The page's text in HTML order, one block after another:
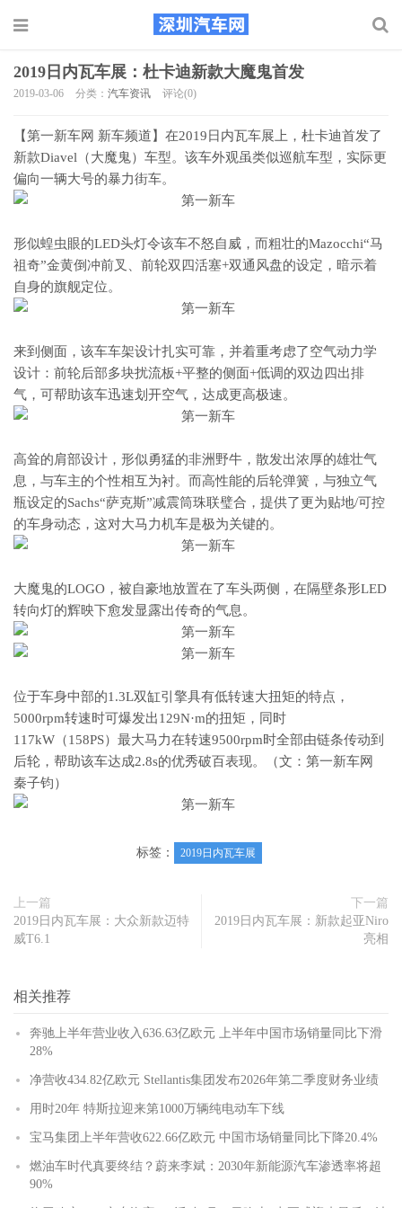
2019日内瓦车展：杜卡迪新款大魔鬼首发
2019-03-06 分类： 汽车资讯 评论(0)
【第一新车网 新车频道】在2019日内瓦车展上，杜卡迪首发了
新款Diavel（大魔鬼）车型。该车外观虽类似巡航车型，实际更
偏向一辆大号的暴力街车。
形似蝗虫眼的LED头灯令该车不怒自威，而粗壮的Mazocchi“马
祖奇”金黄倒冲前叉、前轮双四活塞+双通风盘的设定，暗示着
自身的旗舰定位。
来到侧面，该车车架设计扎实可靠，并着重考虑了空气动力学
设计：前轮后部多块扰流板+平整的侧面+低调的双边四出排
气，可帮助该车迅速划开空气，达成更高极速。
高耸的肩部设计，形似勇猛的非洲野牛，散发出浓厚的雄壮气
息，与车主的个性相互为衬。而高性能的后轮弹簧，与独立气
瓶设定的Sachs“萨克斯”减震筒珠联璧合，提供了更为贴地/可控
的车身动态，这对大马力机车是极为关键的。
大魔鬼的LOGO，被自豪地放置在了车头两侧，在隔壁条形LED
转向灯的辉映下愈发显露出传奇的气息。
位于车身中部的1.3L双缸引擎具有低转速大扭矩的特点，
5000rpm转速时可爆发出129N·m的扭矩，同时
117kW（158PS）最大马力在转速9500rpm时全部由链条传动到
后轮，帮助该车达成2.8s的优秀破百表现。（文：第一新车网
秦子钧）
标签： 2019日内瓦车展
上一篇
2019日内瓦车展：大众新款迈特
威T6.1
下一篇
2019日内瓦车展：新款起亚Niro
亮相
相关推荐
奔驰上半年营业收入636.63亿欧元 上半年中国市场销量同比下滑
28%
净营收434.82亿欧元 Stellantis集团发布2026年第二季度财务业绩
用时20年 特斯拉迎来第1000万辆纯电动车下线
宝马集团上半年营收622.66亿欧元 中国市场销量同比下降20.4%
燃油车时代真要终结？蔚来李斌：2030年新能源汽车渗透率将超
90%